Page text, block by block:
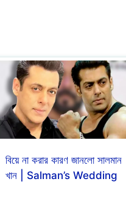
বিয়ে না করার কারণ জানলো সালমান
খান | Salman’s Wedding